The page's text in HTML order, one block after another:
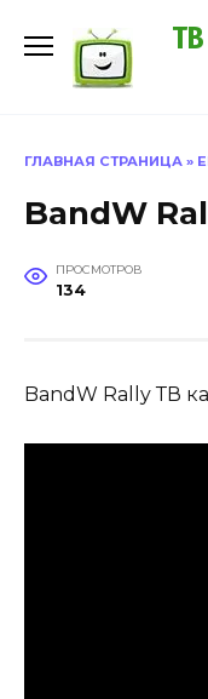
содержанию
ГЛАВНАЯ СТРАНИЦА »
BandW
ПРОСМОТРОВ
134
BandW Rally ТВ